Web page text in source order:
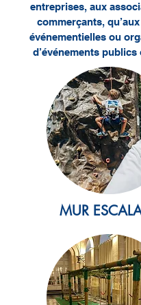
entreprises, aux
commerçants,
événementielles ou
d’événements publics
MUR